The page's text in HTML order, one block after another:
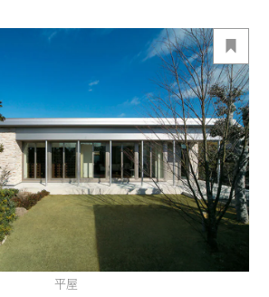
リー
ム見学アスマチ-）
業
事業
発事業
ート
グサポート）
ト情報
平屋